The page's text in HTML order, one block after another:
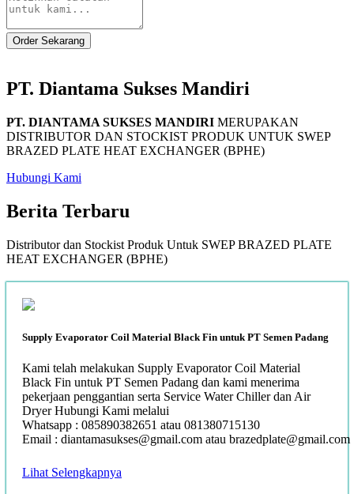
Order Sekarang
PT. Diantama Sukses Mandiri
PT. DIANTAMA SUKSES MANDIRI MERUPAKAN
DISTRIBUTOR DAN STOCKIST PRODUK UNTUK SWEP
BRAZED PLATE HEAT EXCHANGER (BPHE)
Hubungi Kami
Berita Terbaru
Distributor dan Stockist Produk Untuk SWEP BRAZED PLATE
HEAT EXCHANGER (BPHE)
Supply Evaporator Coil Material Black Fin untuk PT Semen Padang
Kami telah melakukan Supply Evaporator Coil Material
Black Fin untuk PT Semen Padang dan kami menerima
pekerjaan penggantian serta Service Water Chiller dan Air
Dryer Hubungi Kami melalui
Whatsapp : 085890382651 atau 081380715130
Email : diantamasukses@gmail.com atau brazedplate@gmail.com
Lihat Selengkapnya